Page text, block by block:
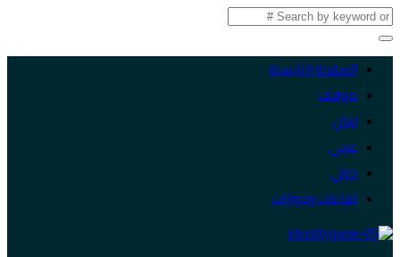
الصفحة الرئيسية
موقف
لبنان
عربي
دولي
لقاءات وحوارات